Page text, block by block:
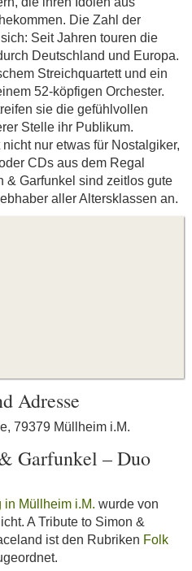
Die Zahl der
Seit Jahren touren die
Deutschland und Europa.
Streichquartett und ein
52-köpfigen Orchester.
sie die gefühlvollen
Stelle ihr Publikum.
nur etwas für Nostalgiker,
CDs aus dem Regal
& Garfunkel sind zeitlos gute
aller Altersklassen an.
Adresse
79379 Müllheim i.M.
Garfunkel – Duo
in Müllheim i.M. wurde von
A Tribute to Simon &
ist den Rubriken Folk